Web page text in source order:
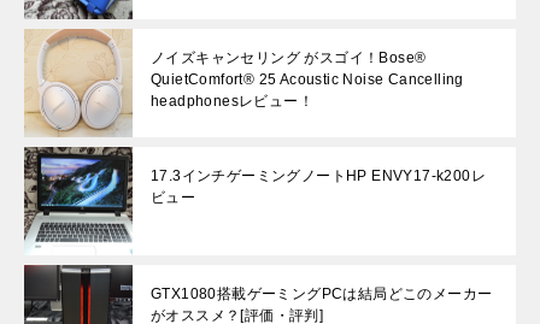
ノイズキャンセリング がスゴイ！Bose®
QuietComfort® 25 Acoustic Noise Cancelling
headphonesレビュー！
17.3インチゲーミングノートHP ENVY17-k200レ
ビュー
GTX1080搭載ゲーミングPCは結局どこのメーカー
がオススメ？[評価・評判]